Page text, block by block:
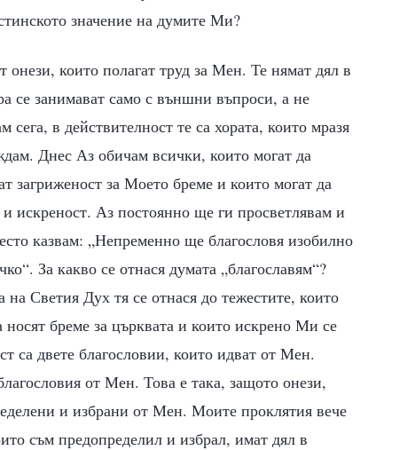
значение на думите Ми?
онези, които полагат труд за Мен. Те нямат дял в
се занимават само с външни въпроси, а не
в действителност те са хората, които мразя
Днес Аз обичам всички, които могат да
загриженост за Моето бреме и които могат да
искреност. Аз постоянно ще ги просветлявам и
казвам: „Непременно ще благословя изобилно
За какво се отнася думата „благославям“?
Светия Дух тя се отнася до тежестите, които
бреме за църквата и които искрено Ми се
са двете благословии, които идват от Мен.
от Мен. Това е така, защото онези,
и избрани от Мен. Моите проклятия вече
съм предопределил и избрал, имат дял в